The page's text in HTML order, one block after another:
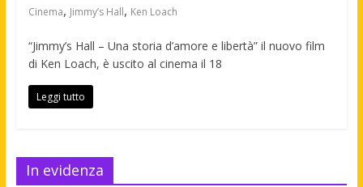
Cinema, Jimmy’s Hall, Ken Loach
“Jimmy’s Hall – Una storia d’amore e libertà” il nuovo film
di Ken Loach, è uscito al cinema il 18
Leggi tutto
In evidenza